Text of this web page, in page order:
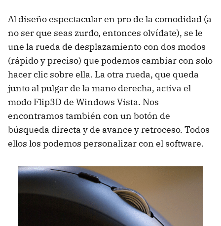
Al diseño espectacular en pro de la comodidad (a
no ser que seas zurdo, entonces olvídate), se le
une la rueda de desplazamiento con dos modos
(rápido y preciso) que podemos cambiar con solo
hacer clic sobre ella. La otra rueda, que queda
junto al pulgar de la mano derecha, activa el
modo Flip3D de Windows Vista. Nos
encontramos también con un botón de
búsqueda directa y de avance y retroceso. Todos
ellos los podemos personalizar con el software.